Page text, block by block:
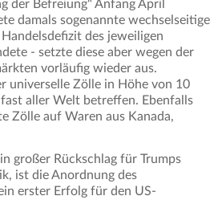
der Befreiung" Anfang April
damals sogenannte wechselseitige
des jeweiligen
- setzte diese aber wegen der
vorläufig wieder aus.
universelle Zölle in Höhe von 10
aller Welt betreffen. Ebenfalls
Zölle auf Waren aus Kanada,
großer Rückschlag für Trumps
ist die Anordnung des
erster Erfolg für den US-